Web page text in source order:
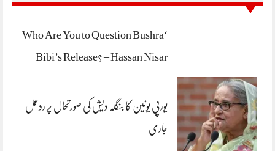
‘Who Are You to Question Bushra
Bibi’s Release? – Hassan Nisar
یورپی یونین کا بنگلہ دیش کی صورتحال پر ردعمل
جاری